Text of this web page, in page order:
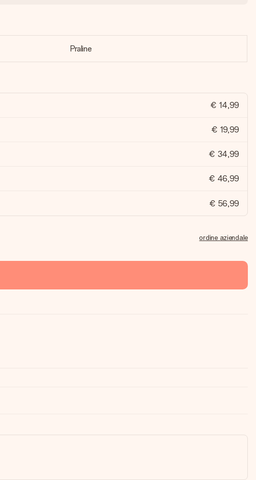
Praline
€ 14,99
€ 19,99
€ 34,99
€ 46,99
€ 56,99
ordine aziendale